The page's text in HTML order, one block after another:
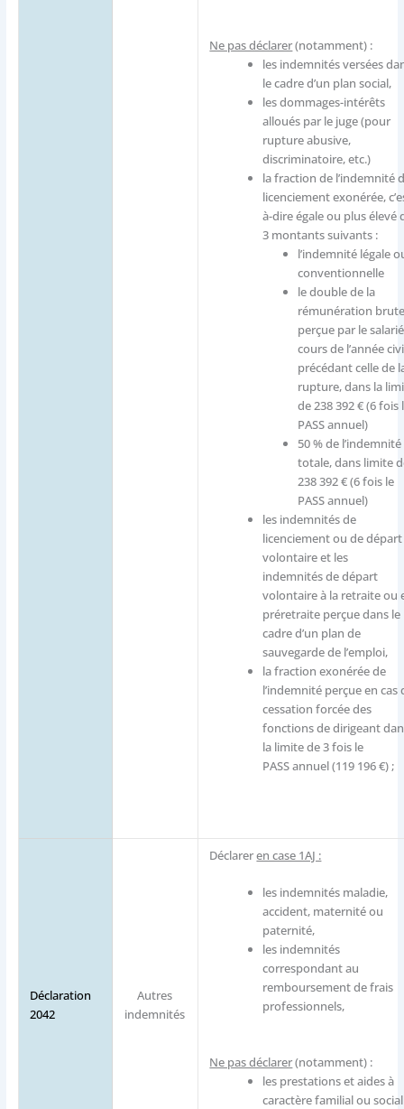
Ne pas déclarer(notamment) :
les indemnités versées
le cadre d’un plan social,
les dommages-intérêts
alloués par le juge (pour
rupture abusive,
discriminatoire, etc.)
la fraction de l’indemnité
licenciement exonérée,
à-dire égale ou plus élevé
3 montants suivants :
l’indemnité légale
conventionnelle
le double de la
rémunération brute
perçue par le
cours de l’année
précédant celle de
rupture, dans la
de 238 392 € (6 fois
PASS annuel)
50 % de l’indemnité
totale, dans limite
238 392 € (6 fois le
PASS annuel)
les indemnités de
licenciement ou de départ
volontaire et les
indemnités de départ
volontaire à la retraite ou
préretraite perçue dans le
cadre d’un plan de
sauvegarde de l’emploi,
la fraction exonérée de
l’indemnité perçue en cas
cessation forcée des
fonctions de dirigeant
la limite de 3 fois le
PASS annuel (119 196 €) ;
Déclaration
2042
Autres
indemnités
Déclareren case 1AJ :
les indemnités maladie,
accident, maternité ou
paternité,
les indemnités
correspondant au
remboursement de frais
professionnels,
Ne pas déclarer(notamment) :
les prestations et aides à
caractère familial ou social